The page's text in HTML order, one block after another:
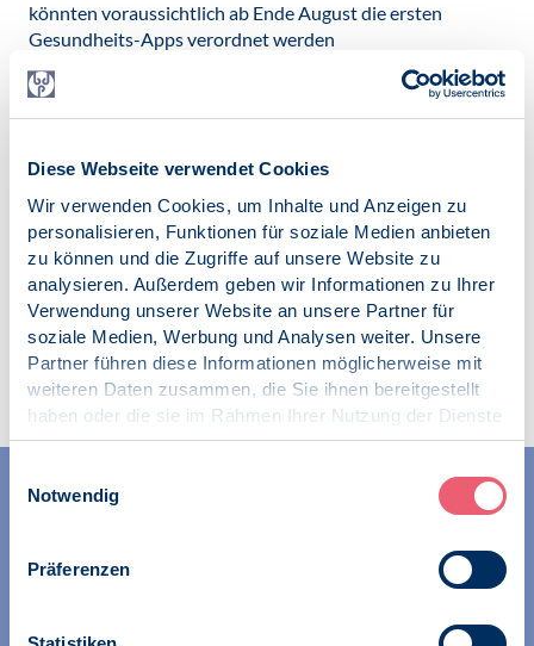
Diese Webseite verwendet Cookies
Wir verwenden Cookies, um Inhalte und Anzeigen zu
personalisieren, Funktionen für soziale Medien anbieten
zu können und die Zugriffe auf unsere Website zu
analysieren. Außerdem geben wir Informationen zu Ihrer
Verwendung unserer Website an unsere Partner für
soziale Medien, Werbung und Analysen weiter. Unsere
Partner führen diese Informationen möglicherweise mit
weiteren Daten zusammen, die Sie ihnen bereitgestellt
haben oder die sie im Rahmen Ihrer Nutzung der Dienste
gesammelt haben.
Notwendig
Präferenzen
könnten voraussichtlich ab Ende August die ersten
Gesundheits-Apps verordnet werden
Veröffentlicht am:
27.05.2020
SK VPP
Telematik-Infrastruktur
Zur Übersicht
Wir unterstützen alle Psychologinnen und Psychologen in